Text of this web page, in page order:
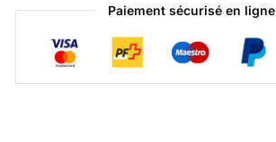
Paiement sécurisé en ligne